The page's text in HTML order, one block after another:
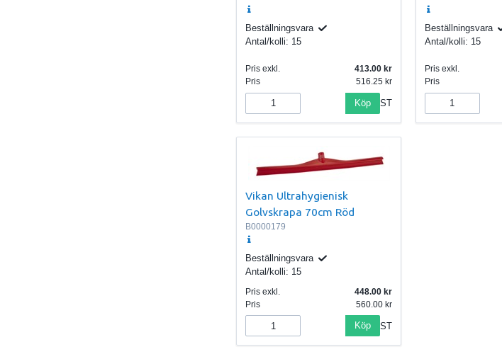
Beställningsvara
Antal/kolli: 15
Pris exkl.
413.00
Pris
516.25
Köp ST
Beställningsvara
Antal/kolli: 15
Pris exkl.
Pris
Vikan Ultrahygienisk
Golvskrapa 70cm Röd
B0000179
Beställningsvara
Antal/kolli: 15
Pris exkl.
448.00
Pris
560.00
Köp ST